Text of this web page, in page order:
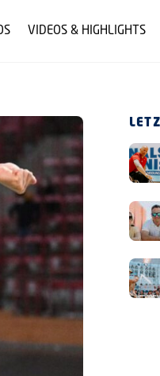
VIDEOS & HIGHLIGHTS